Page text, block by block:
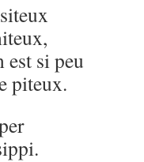
est si peu
piteux.